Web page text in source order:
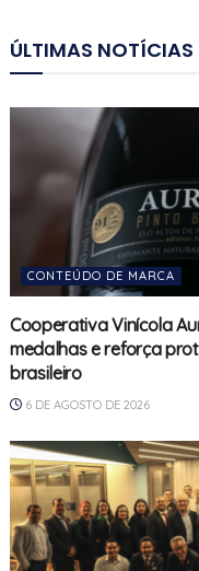
ÚLTIMAS NOTÍCIAS
CONTEÚDO DE MARCA
Cooperativa Vinícola
medalhas e reforça
brasileiro
6 DE AGOSTO DE 2026